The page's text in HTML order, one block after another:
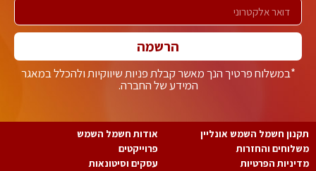
הרשמה
*במשלוח פרטיך הנך מאשר קבלת פניות שיווקיות ולהכלל במאגר
המידע של החברה.
חשמל השמש אונליין
והחזרות
הפרטיות
אודות חשמל השמש
פרוייקטים
עסקים וסיטונאות